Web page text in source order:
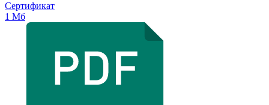
Сертификат
1 Мб